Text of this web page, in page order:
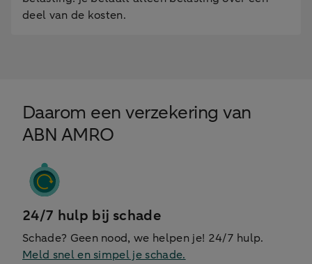
deel van de kosten.
Daarom een verzekering van
ABN AMRO
24/7 hulp bij schade
Schade? Geen nood, we helpen je! 24/7 hulp.
Meld snel en simpel je schade.